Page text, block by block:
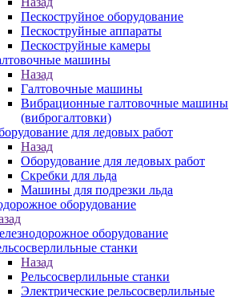
Пескоструйное оборудование
Пескоструйные аппараты
Пескоструйные камеры
машины
Назад
Галтовочные машины
Вибрационные галтовочные машины
(виброгалтовки)
для ледовых работ
Назад
Оборудование для ледовых работ
Скребки для льда
Машины для подрезки льда
оборудование
оборудование
станки
Назад
Рельсосверлильные станки
Электрические рельсосверлильные